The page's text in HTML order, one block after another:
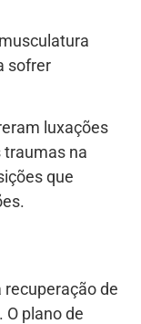
sofrer
luxações
traumas na
que
de
plano de